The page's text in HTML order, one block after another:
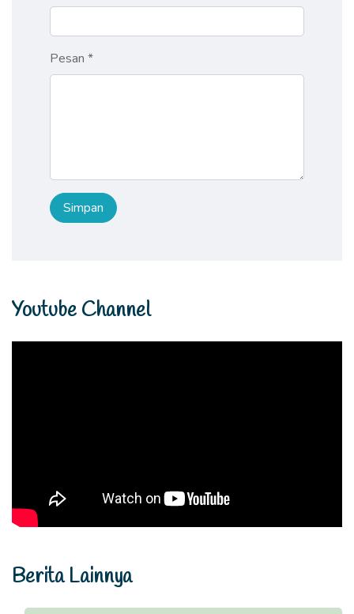
Pesan *
Youtube Channel
Berita Lainnya